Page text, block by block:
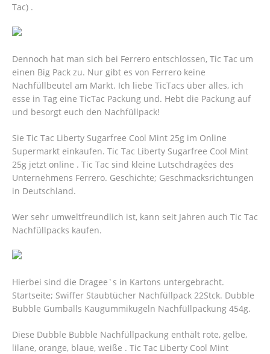
Tac) .
Dennoch hat man sich bei Ferrero entschlossen, Tic Tac um
einen Big Pack zu. Nur gibt es von Ferrero keine
Nachfüllbeutel am Markt. Ich liebe TicTacs über alles, ich
esse in Tag eine TicTac Packung und. Hebt die Packung auf
und besorgt euch den Nachfüllpack!
Sie Tic Tac Liberty Sugarfree Cool Mint 25g im Online
Supermarkt einkaufen. Tic Tac Liberty Sugarfree Cool Mint
25g jetzt online . Tic Tac sind kleine Lutschdragées des
Unternehmens Ferrero. Geschichte; Geschmacksrichtungen
in Deutschland.
Wer sehr umweltfreundlich ist, kann seit Jahren auch Tic Tac
Nachfüllpacks kaufen.
Hierbei sind die Dragee`s in Kartons untergebracht.
Startseite; Swiffer Staubtücher Nachfüllpack 22Stck. Dubble
Bubble Gumballs Kaugummikugeln Nachfüllpackung 454g.
Diese Dubble Bubble Nachfüllpackung enthält rote, gelbe,
lilane, orange, blaue, weiße . Tic Tac Liberty Cool Mint